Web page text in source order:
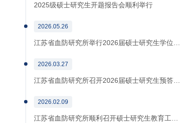
2025级硕士研究生开题报告会顺利举行
2026.05.26
江苏省血防研究所举行2026届硕士研究生学位…
2026.03.27
江苏省血防研究所召开2026届硕士研究生预答…
2026.02.09
江苏省血防研究所顺利召开硕士研究生教育工…